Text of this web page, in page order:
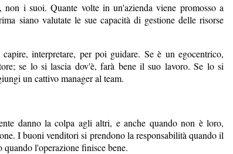
i suoi. Quante volte in un'azienda viene promosso a
siano valutate le sue capacità di gestione delle risorse
interpretare, per poi guidare. Se è un egocentrico,
se lo si lascia dov'è, farà bene il suo lavoro. Se lo si
un cattivo manager al team.
danno la colpa agli altri, e anche quando non è loro,
I buoni venditori si prendono la responsabilità quando il
l'operazione finisce bene.